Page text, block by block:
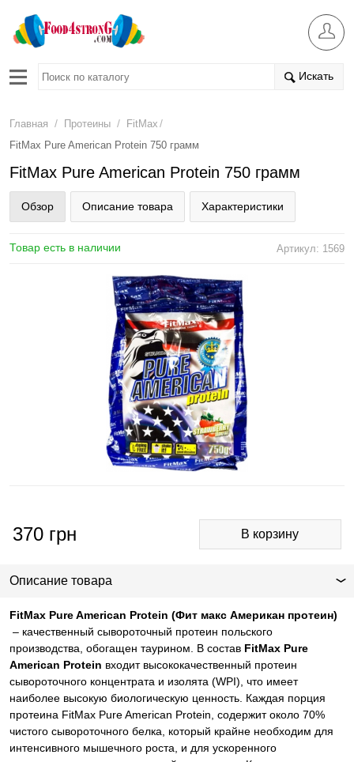
Искать
Главная / Протеины / FitMax /
FitMax Pure American Protein 750 грамм
FitMax Pure American Protein 750 грамм
Обзор Описание товара Характеристики
Товар есть в наличии Артикул: 1569
370 грн
Описание товара
FitMax Pure American Protein (Фит макс Американ протеин)
– качественный сывороточный протеин польского
производства, обогащен таурином. В состав FitMax Pure
American Protein входит высококачественный протеин
сывороточного концентрата и изолята (WPI), что имеет
наиболее высокую биологическую ценность. Каждая порция
протеина FitMax Pure American Protein, содержит около 70%
чистого сывороточного белка, который крайне необходим для
интенсивного мышечного роста, и для ускоренного